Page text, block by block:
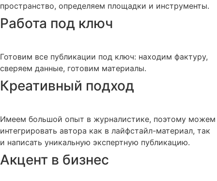
пространство, определяем площадки и инструменты.
Работа под ключ
Готовим все публикации под ключ: находим фактуру,
сверяем данные, готовим материалы.
Креативный подход
Имеем большой опыт в журналистике, поэтому можем
интегрировать автора как в лайфстайл-материал, так
и написать уникальную экспертную публикацию.
Акцент в бизнес